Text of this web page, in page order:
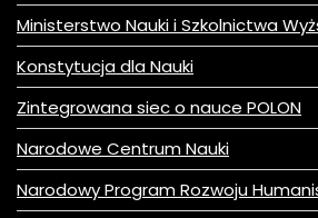
Ministerstwo Nauki i Szkolnictwa
Konstytucja dla Nauki
Zintegrowana siec o nauce POLON
Narodowe Centrum Nauki
Narodowy Program Rozwoju